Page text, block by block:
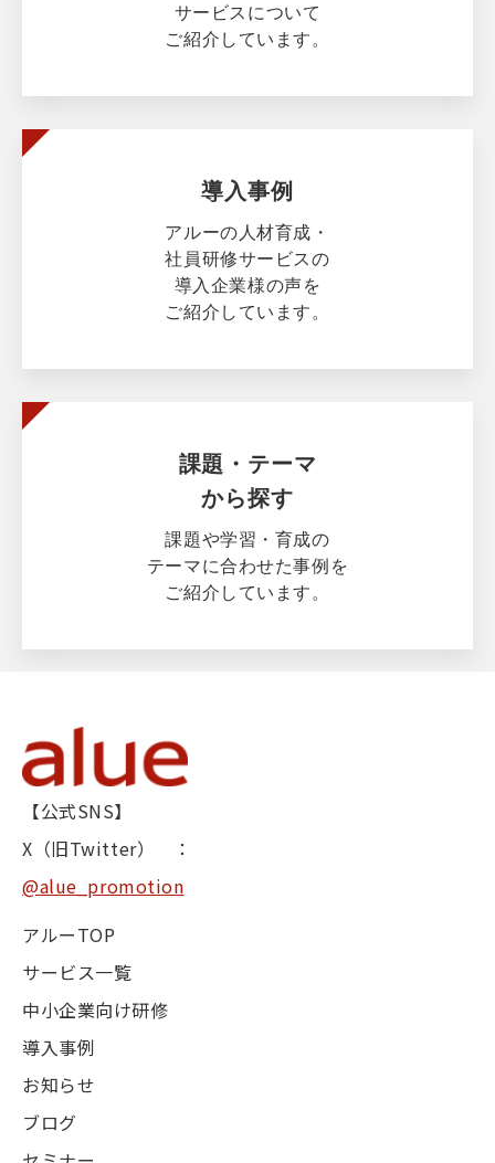
サービスについて
ご紹介しています。
導入事例
アルーの人材育成・
社員研修サービスの
導入企業様の声を
ご紹介しています。
課題・テーマ
から探す
課題や学習・育成の
テーマに合わせた事例を
ご紹介しています。
【公式SNS】
X（旧Twitter） ：
@alue_promotion
アルーTOP
サービス一覧
中小企業向け研修
導入事例
お知らせ
ブログ